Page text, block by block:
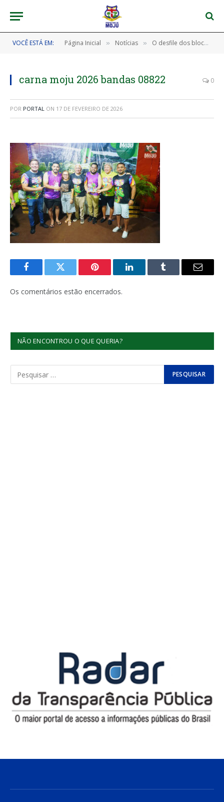
VOCÊ ESTÁ EM: Página Inicial » Notícias » O desfile dos blocos no corredor da folia foi um verdadeiro espetáculo no nosso CarnaMoju 2026! 🎊🎉
carna moju 2026 bandas 08822 0
POR PORTAL ON 17 DE FEVEREIRO DE 2026
FacebookTwitter Pinterest LinkedInTumblr
E-
Os comentários estão encerrados.
NÃO ENCONTROU O QUE QUERIA?